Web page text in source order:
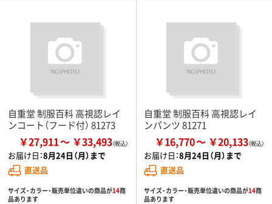
自重堂 制服百科 高視認レイ
ンコート（フード付） 81273
￥27,911 ￥33,493
お届け日：8月24日（月）まで
直送品
サイズ・カラー・販売単位違いの商品が14商
品あります
自重堂 制服百科 高視認レイ
ンパンツ 81271
￥16,770 ￥20,133
お届け日：8月24日（月）まで
直送品
サイズ・カラー・販売単位違いの商品が14商
品あります